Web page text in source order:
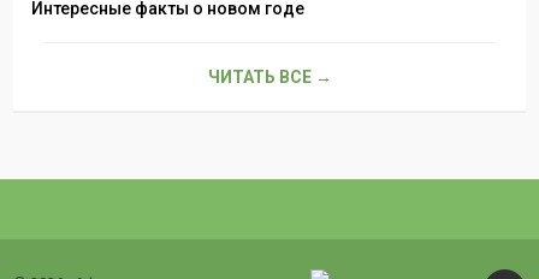
Интересные факты о новом годе
ЧИТАТЬ ВСЕ →